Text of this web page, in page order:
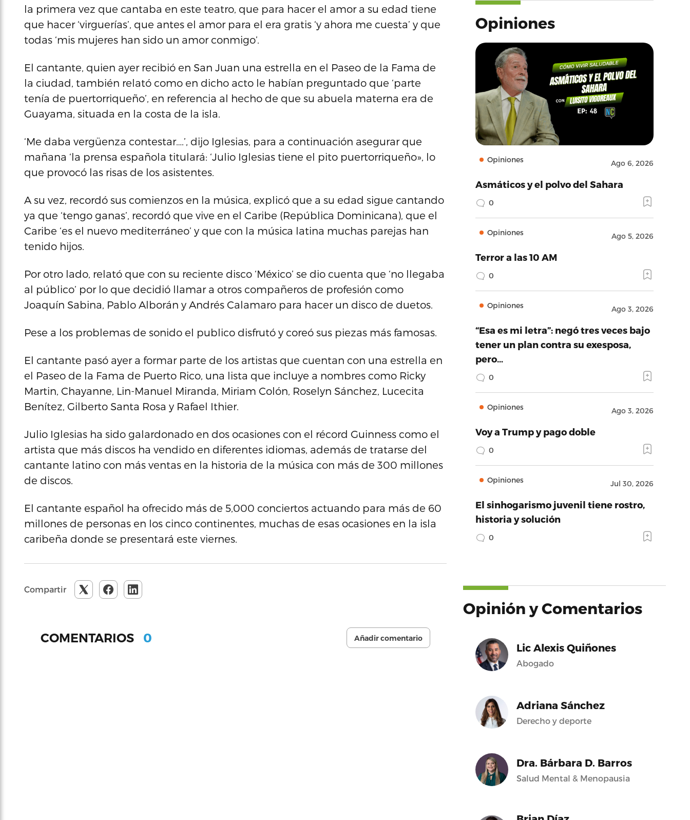
la primera vez que cantaba en este teatro, que para hacer el amor a su edad tiene
que hacer ‘virguerías’, que antes el amor para el era gratis ‘y ahora me cuesta’ y que
todas ‘mis mujeres han sido un amor conmigo’.
El cantante, quien ayer recibió en San Juan una estrella en el Paseo de la Fama de
la ciudad, también relató como en dicho acto le habían preguntado que ‘parte
tenía de puertorriqueño’, en referencia al hecho de que su abuela materna era de
Guayama, situada en la costa de la isla.
‘Me daba vergüenza contestar….’, dijo Iglesias, para a continuación asegurar que
mañana ‘la prensa española titulará: ‘Julio Iglesias tiene el pito puertorriqueño», lo
que provocó las risas de los asistentes.
A su vez, recordó sus comienzos en la música, explicó que a su edad sigue cantando
ya que ‘tengo ganas’, recordó que vive en el Caribe (República Dominicana), que el
Caribe ‘es el nuevo mediterráneo’ y que con la música latina muchas parejas han
tenido hijos.
Por otro lado, relató que con su reciente disco ‘México’ se dio cuenta que ‘no llegaba
al público’ por lo que decidió llamar a otros compañeros de profesión como
Joaquín Sabina, Pablo Alborán y Andrés Calamaro para hacer un disco de duetos.
Pese a los problemas de sonido el publico disfrutó y coreó sus piezas más famosas.
El cantante pasó ayer a formar parte de los artistas que cuentan con una estrella en
el Paseo de la Fama de Puerto Rico, una lista que incluye a nombres como Ricky
Martin, Chayanne, Lin-Manuel Miranda, Miriam Colón, Roselyn Sánchez, Lucecita
Benítez, Gilberto Santa Rosa y Rafael Ithier.
Julio Iglesias ha sido galardonado en dos ocasiones con el récord Guinness como el
artista que más discos ha vendido en diferentes idiomas, además de tratarse del
cantante latino con más ventas en la historia de la música con más de 300 millones
de discos.
El cantante español ha ofrecido más de 5,000 conciertos actuando para más de 60
millones de personas en los cinco continentes, muchas de esas ocasiones en la isla
caribeña donde se presentará este viernes.
Compartir
COMENTARIOS 0 Añadir comentario
Opiniones
Opiniones Ago 6, 2026
Asmáticos y el polvo del Sahara
0
Opiniones Ago 5, 2026
Terror a las 10 AM
0
Opiniones Ago 3, 2026
“Esa es mi letra”: negó tres veces bajo
tener un plan contra su exesposa,
pero…
0
Opiniones Ago 3, 2026
Voy a Trump y pago doble
0
Opiniones Jul 30, 2026
El sinhogarismo juvenil tiene rostro,
historia y solución
0
Opinión y Comentarios
Lic Alexis Quiñones
Abogado
Adriana Sánchez
Derecho y deporte
Dra. Bárbara D. Barros
Salud Mental & Menopausia